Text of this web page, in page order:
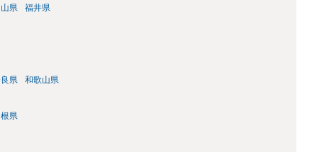
県 福井県
県 和歌山県
県